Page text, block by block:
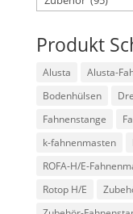
Produkt
Alusta Alusta-
Bodenhülsen
Fahnenstange
k-fahnenmasten
ROFA-H/E-
Rotop H/E